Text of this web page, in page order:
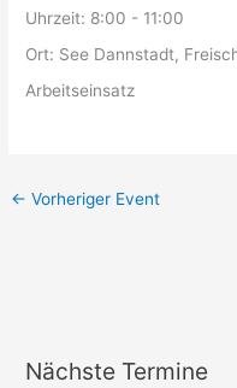
Uhrzeit: 8:00 - 11:00
Ort: See Dannstadt,
Arbeitseinsatz
← Vorheriger Event
Nächste Termine